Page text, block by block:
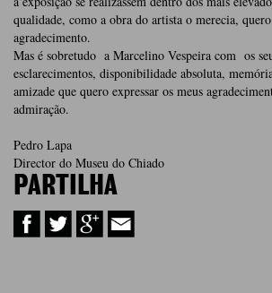
qualidade, como a obra do artista o merecia,
agradecimento.
Mas é sobretudo a Marcelino Vespeira com os
esclarecimentos, disponibilidade absoluta,
amizade que quero expressar os meus
admiração.
Pedro Lapa
Director do Museu do Chiado
PARTILHA